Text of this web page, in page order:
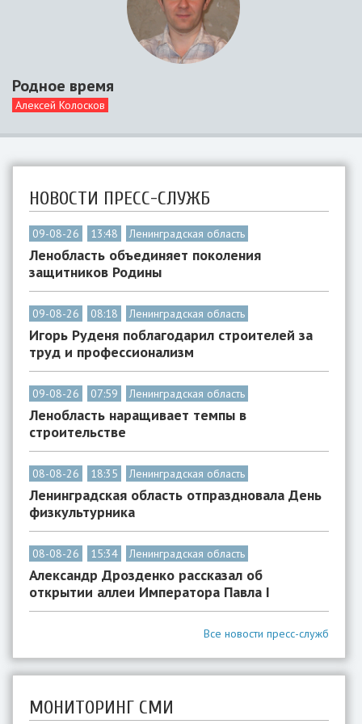
Родное время
Алексей Колосков
НОВОСТИ ПРЕСС-СЛУЖБ
09-08-26 13:48 Ленинградская область
Ленобласть объединяет поколения
защитников Родины
09-08-26 08:18 Ленинградская область
Игорь Руденя поблагодарил строителей за
труд и профессионализм
09-08-26 07:59 Ленинградская область
Ленобласть наращивает темпы в
строительстве
08-08-26 18:35 Ленинградская область
Ленинградская область отпраздновала День
физкультурника
08-08-26 15:34 Ленинградская область
Александр Дрозденко рассказал об
открытии аллеи Императора Павла I
Все новости пресс-служб
МОНИТОРИНГ СМИ